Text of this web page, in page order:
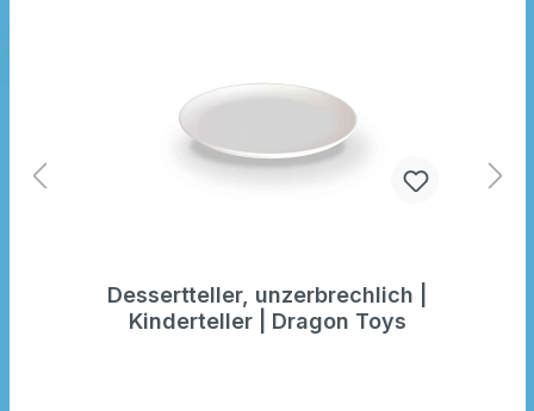
Dessertteller, unzerbrechlich |
Kinderteller | Dragon Toys